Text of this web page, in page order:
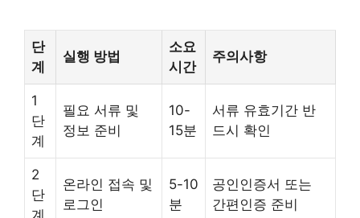
단
계
실행 방법
소요
시간
주의사항
1
단
계
필요 서류 및
정보 준비
10-
15분
서류 유효기간 반
드시 확인
2
단
계
온라인 접속 및
로그인
5-10
분
공인인증서 또는
간편인증 준비